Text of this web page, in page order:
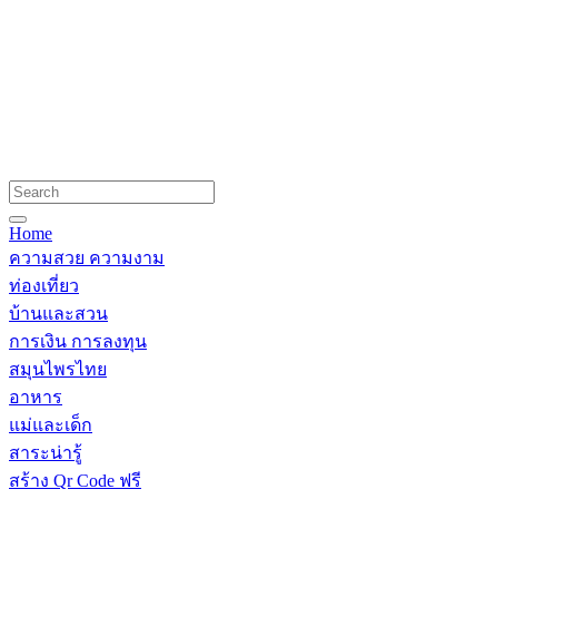
Home
ความสวย ความงาม
ท่องเที่ยว
บ้านและสวน
การเงิน การลงทุน
สมุนไพรไทย
อาหาร
แม่และเด็ก
สาระน่ารู้
สร้าง Qr Code ฟรี